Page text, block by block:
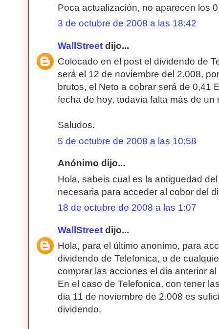
Poca actualización, no aparecen los
3 de octubre de 2008 a las 18:42
WallStreet dijo...
Colocado en el post el dividendo de
será el 12 de noviembre del 2.008,
brutos, el Neto a cobrar será de 0,41
fecha de hoy, todavia falta más de un
Saludos.
5 de octubre de 2008 a las 10:58
Anónimo dijo...
Hola, sabeis cual es la antiguedad
necesaria para acceder al cobor del
18 de octubre de 2008 a las 1:07
WallStreet dijo...
Hola, para el último anonimo, para
dividendo de Telefonica, o de
comprar las acciones el dia anterior
En el caso de Telefonica, con tener
dia 11 de noviembre de 2.008 es
dividendo.